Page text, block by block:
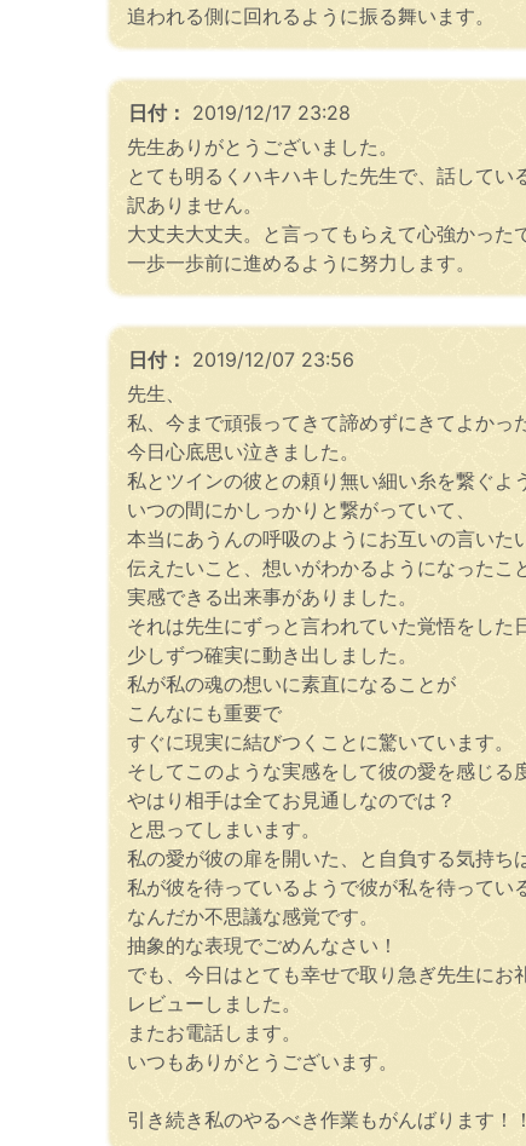
追われる側に回れるように振る舞います。
日付： 2019/12/17 23:28
先生ありがとうございました。
とても明るくハキハキした先生で、話して
訳ありません。
大丈夫大丈夫。と言ってもらえて心強かった
一歩一歩前に進めるように努力します。
日付： 2019/12/07 23:56
先生、
私、今まで頑張ってきて諦めずにきてよかっ
今日心底思い泣きました。
私とツインの彼との頼り無い細い糸を繋ぐよ
いつの間にかしっかりと繋がっていて、
本当にあうんの呼吸のようにお互いの言いた
伝えたいこと、想いがわかるようになったこ
実感できる出来事がありました。
それは先生にずっと言われていた覚悟をした
少しずつ確実に動き出しました。
私が私の魂の想いに素直になることが
こんなにも重要で
すぐに現実に結びつくことに驚いています。
そしてこのような実感をして彼の愛を感じる
やはり相手は全てお見通しなのでは？
と思ってしまいます。
私の愛が彼の扉を開いた、と自負する気持ち
私が彼を待っているようで彼が私を待ってい
なんだか不思議な感覚です。
抽象的な表現でごめんなさい！
でも、今日はとても幸せで取り急ぎ先生にお
レビューしました。
またお電話します。
いつもありがとうございます。
引き続き私のやるべき作業もがんばります！！